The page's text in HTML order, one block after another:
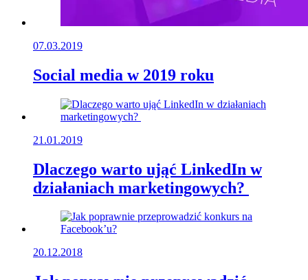
07.03.2019
Social media w 2019 roku
21.01.2019
Dlaczego warto ująć LinkedIn w
działaniach marketingowych?
20.12.2018